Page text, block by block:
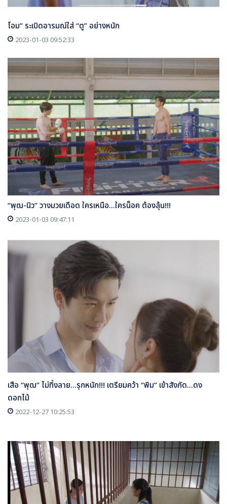
โอม” ระเบิดอารมณ์ใส่ “ตู” อย่างหนัก
2023-01-03 09:52:33
“พุฒ-นิว” วางมวยเดือด ใครเหนือ...ใครน็อค ต้องลุ้น!!!
2023-01-03 09:47:11
เสือ “พุฒ” ไม่ทิ้งลาย...รุกหนัก!!! เตรียมคว้า “พิม” เข้าสังกัด...ดง
ดอกไม้
2022-12-27 10:25:53